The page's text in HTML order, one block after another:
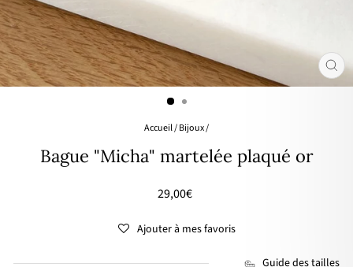
Accueil/Bijoux/
Bague "Micha" martelée plaqué or
Prix
29,00€
Ajouter à mes favoris
Guide des tailles